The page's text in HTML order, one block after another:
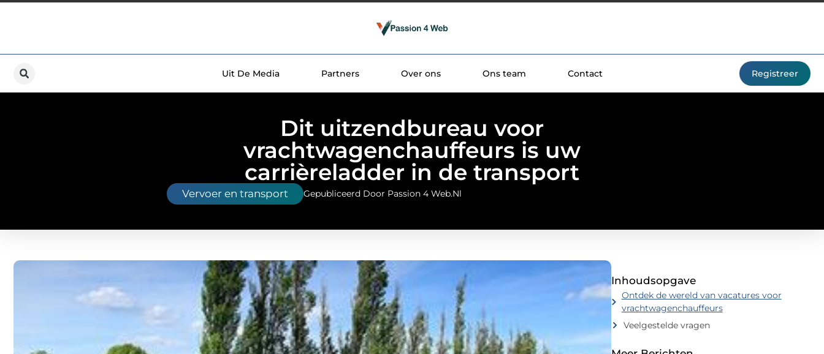
Uit De Media Partners Over ons Ons team Contact Registreer
Dit uitzendbureau voor
vrachtwagenchauffeurs is uw
carrièreladder in de transport
Vervoer en transport Gepubliceerd Door Passion 4 Web.nl
Inhoudsopgave
Ontdek de wereld van vacatures voor
vrachtwagenchauffeurs
Veelgestelde vragen